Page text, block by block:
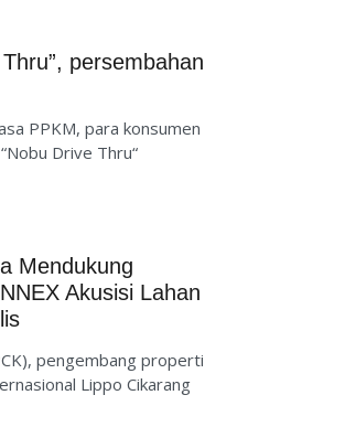
persembahan
PPKM, para konsumen
Drive Thru“
Mendukung
Akusisi Lahan
pengembang properti
Lippo Cikarang